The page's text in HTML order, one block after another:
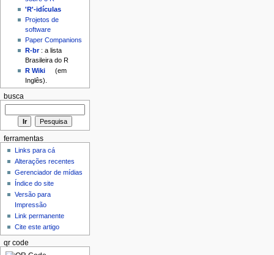
'R'-idículas
Projetos de
software
Paper Companions
R-br: a lista
Brasileira do R
R Wiki
(em
Inglês).
busca
ferramentas
Links para cá
Alterações recentes
Gerenciador de mídias
Índice do site
Versão para
Impressão
Link permanente
Cite este artigo
qr code